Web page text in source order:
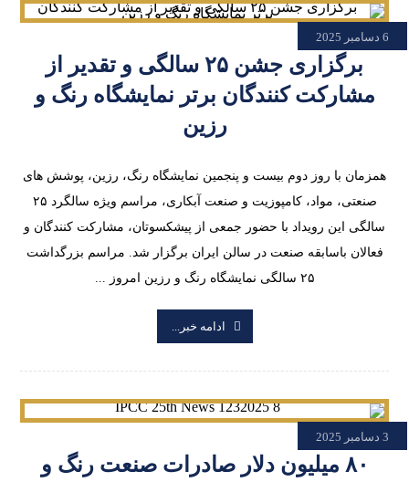
برگزاری جشن ۲۵ سالگی و تقدیر از
مشارکت کنندگان برتر نمایشگاه رنگ و
رزین
6 دسامبر 2025
همزمان با روز دوم بیست و پنجمین نمایشگاه رنگ، رزین، پوشش‌ های
صنعتی، مواد، کامپوزیت و صنعت آبکاری، مراسم ویژه سالگرد ۲۵
سالگی این رویداد با حضور جمعی از پیشکسوتان، مشارکت‌ کنندگان و
فعالان باسابقه صنعت در سالن ایران برگزار شد. مراسم بزرگداشت
۲۵ سالگی نمایشگاه رنگ و رزین امروز ...
ادامه خبر...
۸۰ میلیون دلار صادرات صنعت رنگ و
3 دسامبر 2025